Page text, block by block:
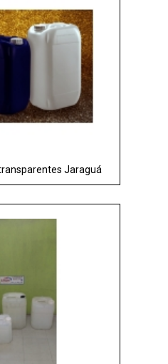
Jaraguá